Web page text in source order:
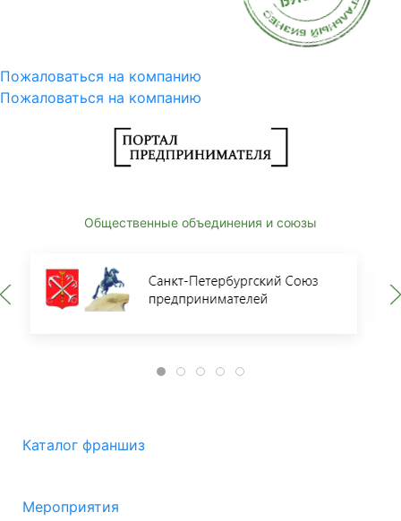
Пожаловаться на компанию
Пожаловаться на компанию
Общественные объединения и союзы
Каталог франшиз
Мероприятия